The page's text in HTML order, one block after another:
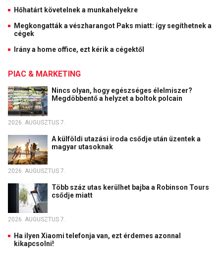
Hőhatárt követelnek a munkahelyekre
Megkongatták a vészharangot Paks miatt: így segíthetnek a
cégek
Irány a home office, ezt kérik a cégektől
PIAC & MARKETING
Nincs olyan, hogy egészséges élelmiszer?
Megdöbbentő a helyzet a boltok polcain
2026. AUGUSZTUS 7.
A külföldi utazási iroda csődje után üzentek a
magyar utasoknak
2026. AUGUSZTUS 7.
Több száz utas kerülhet bajba a Robinson Tours
csődje miatt
2026. AUGUSZTUS 7.
Ha ilyen Xiaomi telefonja van, ezt érdemes azonnal
kikapcsolni!